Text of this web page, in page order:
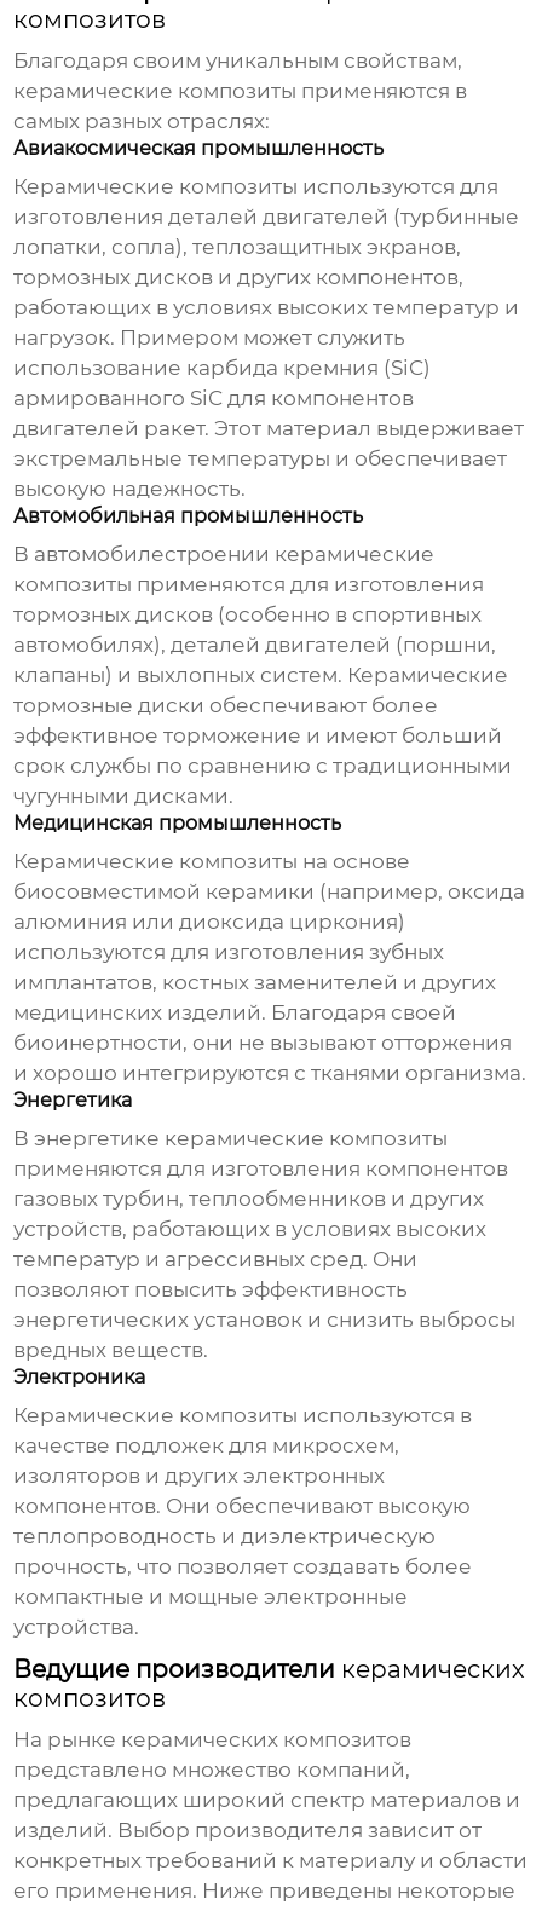
композитов
Благодаря своим уникальным свойствам,
керамические композиты применяются в
самых разных отраслях:
Авиакосмическая промышленность
Керамические композиты используются для
изготовления деталей двигателей (турбинные
лопатки, сопла), теплозащитных экранов,
тормозных дисков и других компонентов,
работающих в условиях высоких температур и
нагрузок. Примером может служить
использование карбида кремния (SiC)
армированного SiC для компонентов
двигателей ракет. Этот материал выдерживает
экстремальные температуры и обеспечивает
высокую надежность.
Автомобильная промышленность
В автомобилестроении керамические
композиты применяются для изготовления
тормозных дисков (особенно в спортивных
автомобилях), деталей двигателей (поршни,
клапаны) и выхлопных систем. Керамические
тормозные диски обеспечивают более
эффективное торможение и имеют больший
срок службы по сравнению с традиционными
чугунными дисками.
Медицинская промышленность
Керамические композиты на основе
биосовместимой керамики (например, оксида
алюминия или диоксида циркония)
используются для изготовления зубных
имплантатов, костных заменителей и других
медицинских изделий. Благодаря своей
биоинертности, они не вызывают отторжения
и хорошо интегрируются с тканями организма.
Энергетика
В энергетике керамические композиты
применяются для изготовления компонентов
газовых турбин, теплообменников и других
устройств, работающих в условиях высоких
температур и агрессивных сред. Они
позволяют повысить эффективность
энергетических установок и снизить выбросы
вредных веществ.
Электроника
Керамические композиты используются в
качестве подложек для микросхем,
изоляторов и других электронных
компонентов. Они обеспечивают высокую
теплопроводность и диэлектрическую
прочность, что позволяет создавать более
компактные и мощные электронные
устройства.
Ведущие производители керамических
композитов
На рынке керамических композитов
представлено множество компаний,
предлагающих широкий спектр материалов и
изделий. Выбор производителя зависит от
конкретных требований к материалу и области
его применения. Ниже приведены некоторые